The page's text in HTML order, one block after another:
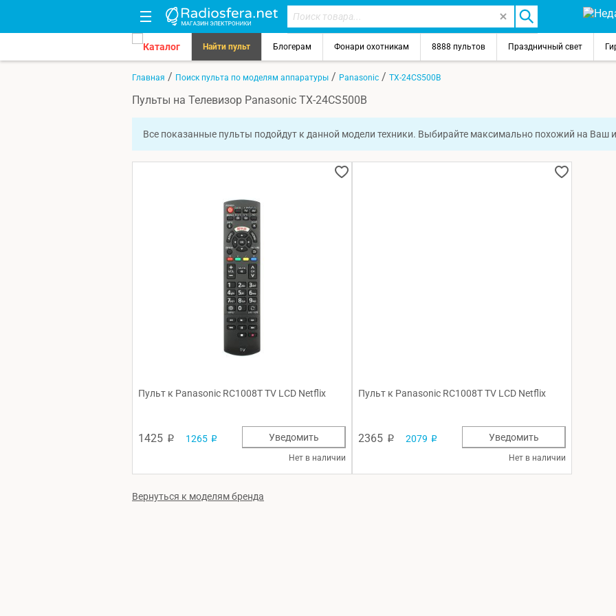
Каталог Найти пульт Блогерам Фонари охотникам 8888 пультов Праздничный свет
Главная / Поиск пульта по моделям аппаратуры / Panasonic / TX-24CS500B
Пульты на Телевизор Panasonic TX-24CS500B
Все показанные пульты подойдут к данной модели техники. Выбирайте максимально похожий на Ваш
Пульт к Panasonic RC1008T TV LCD Netflix
1425 p 1265 p
Нет в наличии
Уведомить
Пульт к Panasonic RC1008T TV LCD Netflix
2365 p 2079 p
Нет в наличии
Уведомить
Вернуться к моделям бренда